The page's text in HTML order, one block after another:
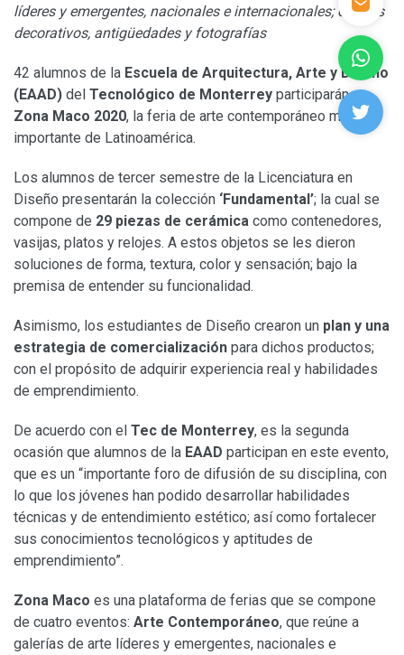
líderes y emergentes, nacionales e internacionales; objetos
decorativos, antigüedades y fotografías
42 alumnos de la Escuela de Arquitectura, Arte y Diseño
(EAAD) del Tecnológico de Monterrey participarán en
Zona Maco 2020, la feria de arte contemporáneo más
importante de Latinoamérica.
Los alumnos de tercer semestre de la Licenciatura en
Diseño presentarán la colección ‘Fundamental’; la cual se
compone de 29 piezas de cerámica como contenedores,
vasijas, platos y relojes. A estos objetos se les dieron
soluciones de forma, textura, color y sensación; bajo la
premisa de entender su funcionalidad.
Asimismo, los estudiantes de Diseño crearon un plan y una
estrategia de comercialización para dichos productos;
con el propósito de adquirir experiencia real y habilidades
de emprendimiento.
De acuerdo con el Tec de Monterrey, es la segunda
ocasión que alumnos de la EAAD participan en este evento,
que es un “importante foro de difusión de su disciplina, con
lo que los jóvenes han podido desarrollar habilidades
técnicas y de entendimiento estético; así como fortalecer
sus conocimientos tecnológicos y aptitudes de
emprendimiento”.
Zona Maco es una plataforma de ferias que se compone
de cuatro eventos: Arte Contemporáneo, que reúne a
galerías de arte líderes y emergentes, nacionales e